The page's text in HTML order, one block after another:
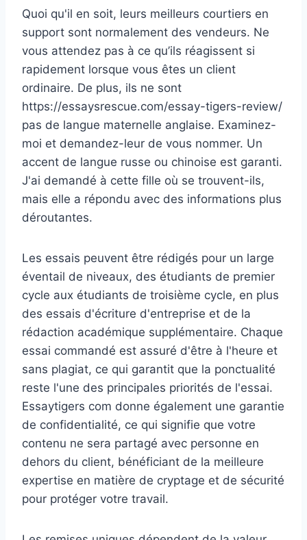
Quoi qu'il en soit, leurs meilleurs courtiers en
support sont normalement des vendeurs. Ne
vous attendez pas à ce qu’ils réagissent si
rapidement lorsque vous êtes un client
ordinaire. De plus, ils ne sont
https://essaysrescue.com/essay-tigers-review/
pas de langue maternelle anglaise. Examinez-
moi et demandez-leur de vous nommer. Un
accent de langue russe ou chinoise est garanti.
J'ai demandé à cette fille où se trouvent-ils,
mais elle a répondu avec des informations plus
déroutantes.
Les essais peuvent être rédigés pour un large
éventail de niveaux, des étudiants de premier
cycle aux étudiants de troisième cycle, en plus
des essais d'écriture d'entreprise et de la
rédaction académique supplémentaire. Chaque
essai commandé est assuré d'être à l'heure et
sans plagiat, ce qui garantit que la ponctualité
reste l'une des principales priorités de l'essai.
Essaytigers com donne également une garantie
de confidentialité, ce qui signifie que votre
contenu ne sera partagé avec personne en
dehors du client, bénéficiant de la meilleure
expertise en matière de cryptage et de sécurité
pour protéger votre travail.